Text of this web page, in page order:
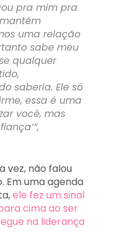
pra mim pra
uma relação
sabe meu
qualquer
saberia. Ele só
essa é uma
você, mas
vez, não falou
Em uma agenda
ele fez um sinal
cima ao ser
na liderança